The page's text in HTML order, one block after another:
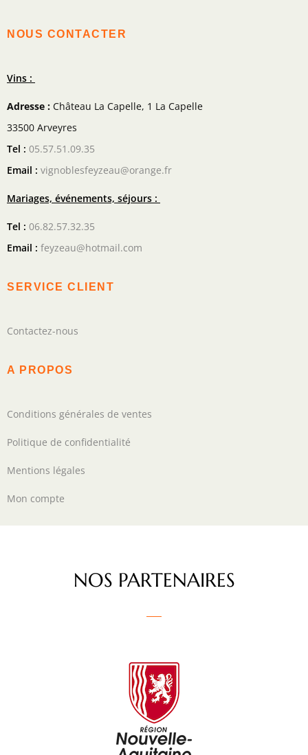
NOUS CONTACTER
Vins :
Adresse : Château La Capelle, 1 La Capelle
33500 Arveyres
Tel : 05.57.51.09.35
Email : vignoblesfeyzeau@orange.fr
Mariages, événements, séjours :
Tel : 06.82.57.32.35
Email : feyzeau@hotmail.com
SERVICE CLIENT
Contactez-nous
A PROPOS
Conditions générales de ventes
Politique de confidentialité
Mentions légales
Mon compte
NOS PARTENAIRES